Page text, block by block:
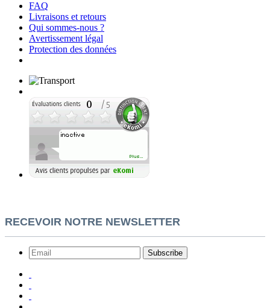
FAQ
Livraisons et retours
Qui sommes-nous ?
Avertissement légal
Protection des données
RECEVOIR NOTRE NEWSLETTER
Subscribe